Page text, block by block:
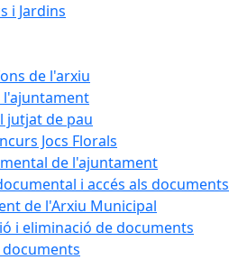
i Jardins
de l'arxiu
l'ajuntament
jutjat de pau
Jocs Florals
de l'ajuntament
i accés als documents
de l'Arxiu Municipal
i eliminació de documents